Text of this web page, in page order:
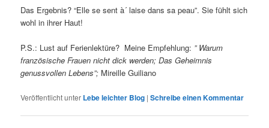
Das Ergebnis? “Elle se sent à´ laise dans sa peau”. Sie fühlt sich
wohl in ihrer Haut!
P.S.: Lust auf Ferienlektüre? Meine Empfehlung: ” Warum
französische Frauen nicht dick werden; Das Geheimnis
genussvollen Lebens”; Mireille Guiliano
Veröffentlicht unter Lebe leichter Blog |Schreibe einen Kommentar